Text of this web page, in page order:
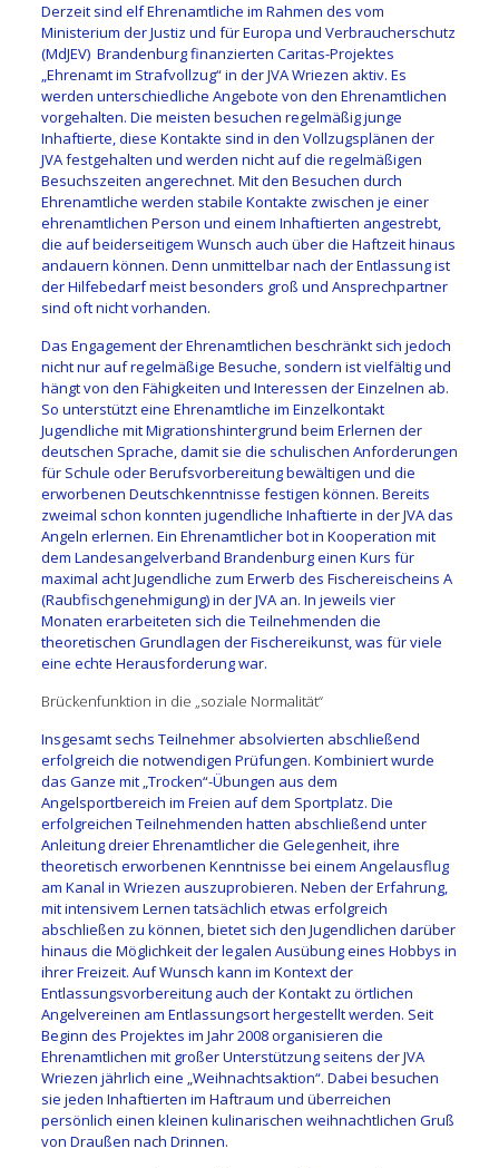
Derzeit sind elf Ehrenamtliche im Rahmen des vom
Ministerium der Justiz und für Europa und Verbraucherschutz
(MdJEV) Brandenburg finanzierten Caritas-Projektes
„Ehrenamt im Strafvollzug“ in der JVA Wriezen aktiv. Es
werden unterschiedliche Angebote von den Ehrenamtlichen
vorgehalten. Die meisten besuchen regelmäßig junge
Inhaftierte, diese Kontakte sind in den Vollzugsplänen der
JVA festgehalten und werden nicht auf die regelmäßigen
Besuchszeiten angerechnet. Mit den Besuchen durch
Ehrenamtliche werden stabile Kontakte zwischen je einer
ehrenamtlichen Person und einem Inhaftierten angestrebt,
die auf beiderseitigem Wunsch auch über die Haftzeit hinaus
andauern können. Denn unmittelbar nach der Entlassung ist
der Hilfebedarf meist besonders groß und Ansprechpartner
sind oft nicht vorhanden.
Das Engagement der Ehrenamtlichen beschränkt sich jedoch
nicht nur auf regelmäßige Besuche, sondern ist vielfältig und
hängt von den Fähigkeiten und Interessen der Einzelnen ab.
So unterstützt eine Ehrenamtliche im Einzelkontakt
Jugendliche mit Migrationshintergrund beim Erlernen der
deutschen Sprache, damit sie die schulischen Anforderungen
für Schule oder Berufsvorbereitung bewältigen und die
erworbenen Deutschkenntnisse festigen können. Bereits
zweimal schon konnten jugendliche Inhaftierte in der JVA das
Angeln erlernen. Ein Ehrenamtlicher bot in Kooperation mit
dem Landesangelverband Brandenburg einen Kurs für
maximal acht Jugendliche zum Erwerb des Fischereischeins A
(Raubfischgenehmigung) in der JVA an. In jeweils vier
Monaten erarbeiteten sich die Teilnehmenden die
theoretischen Grundlagen der Fischereikunst, was für viele
eine echte Herausforderung war.
Brückenfunktion in die „soziale Normalität“
Insgesamt sechs Teilnehmer absolvierten abschließend
erfolgreich die notwendigen Prüfungen. Kombiniert wurde
das Ganze mit „Trocken“-Übungen aus dem
Angelsportbereich im Freien auf dem Sportplatz. Die
erfolgreichen Teilnehmenden hatten abschließend unter
Anleitung dreier Ehrenamtlicher die Gelegenheit, ihre
theoretisch erworbenen Kenntnisse bei einem Angelausflug
am Kanal in Wriezen auszuprobieren. Neben der Erfahrung,
mit intensivem Lernen tatsächlich etwas erfolgreich
abschließen zu können, bietet sich den Jugendlichen darüber
hinaus die Möglichkeit der legalen Ausübung eines Hobbys in
ihrer Freizeit. Auf Wunsch kann im Kontext der
Entlassungsvorbereitung auch der Kontakt zu örtlichen
Angelvereinen am Entlassungsort hergestellt werden. Seit
Beginn des Projektes im Jahr 2008 organisieren die
Ehrenamtlichen mit großer Unterstützung seitens der JVA
Wriezen jährlich eine „Weihnachtsaktion“. Dabei besuchen
sie jeden Inhaftierten im Haftraum und überreichen
persönlich einen kleinen kulinarischen weihnachtlichen Gruß
von Draußen nach Drinnen.